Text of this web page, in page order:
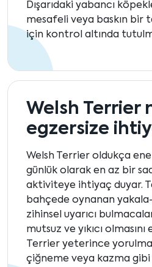
Dışarıdaki yabancı
mesafeli veya baskın bir
için kontrol altında
Welsh Terrier
egzersize
Welsh Terrier oldukça
günlük olarak en az bir
aktiviteye ihtiyaç duyar.
bahçede oynanan
zihinsel uyarıcı
mutsuz ve yıkıcı
Terrier yeterince
çiğneme veya kazma gibi